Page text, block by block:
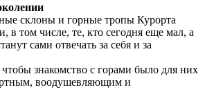
склоны и горные тропы Курорта
в том числе, те, кто сегодня еще мал, а
сами отвечать за себя и за
знакомство с горами было для них
воодушевляющим и